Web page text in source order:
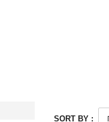
SORT BY :